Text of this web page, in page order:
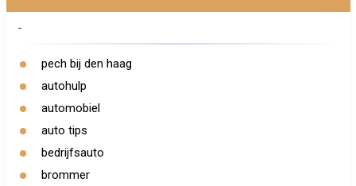
-
pech bij den haag
autohulp
automobiel
auto tips
bedrijfsauto
brommer